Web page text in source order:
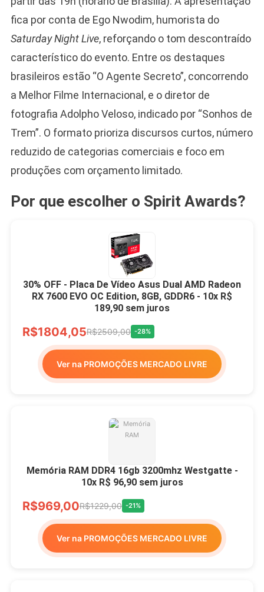
fica por conta de Ego Nwodim, humorista do
Saturday Night Live, reforçando o tom descontraído
característico do evento. Entre os destaques
brasileiros estão “O Agente Secreto”, concorrendo
a Melhor Filme Internacional, e o diretor de
fotografia Adolpho Veloso, indicado por “Sonhos de
Trem”. O formato prioriza discursos curtos, número
reduzido de categorias comerciais e foco em
produções com orçamento limitado.
Por que escolher o Spirit Awards?
30% OFF - Placa De Vídeo Asus Dual AMD Radeon
RX 7600 EVO OC Edition, 8GB, GDDR6 - 10x R$
189,90 sem juros
R$1804,05R$2509,00 -28%
Ver na PROMOÇÕES MERCADO LIVRE
Memória RAM DDR4 16gb 3200mhz Westgatte -
10x R$ 96,90 sem juros
R$969,00R$1229,00 -21%
Ver na PROMOÇÕES MERCADO LIVRE